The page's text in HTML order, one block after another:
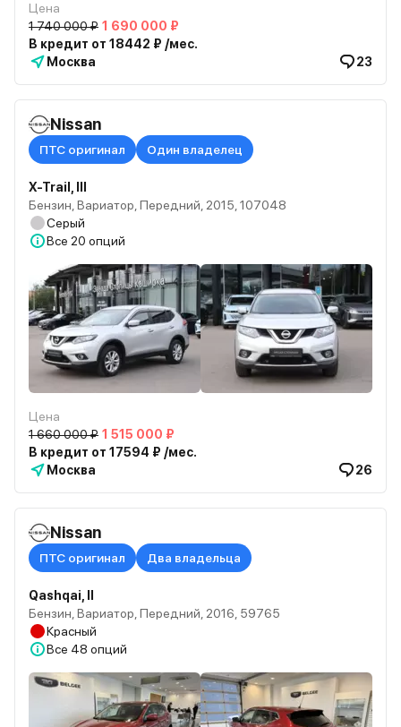
Цена
1 740 000 ₽ 1 690 000 ₽
В кредит от 18442 ₽ /мес.
Москва
23
Nissan
ПТС оригинал Один владелец
X-Trail, III
Бензин, Вариатор, Передний, 2015, 107048
Серый
Все 20 опций
Цена
1 660 000 ₽ 1 515 000 ₽
В кредит от 17594 ₽ /мес.
Москва
26
Nissan
ПТС оригинал Два владельца
Qashqai, II
Бензин, Вариатор, Передний, 2016, 59765
Красный
Все 48 опций